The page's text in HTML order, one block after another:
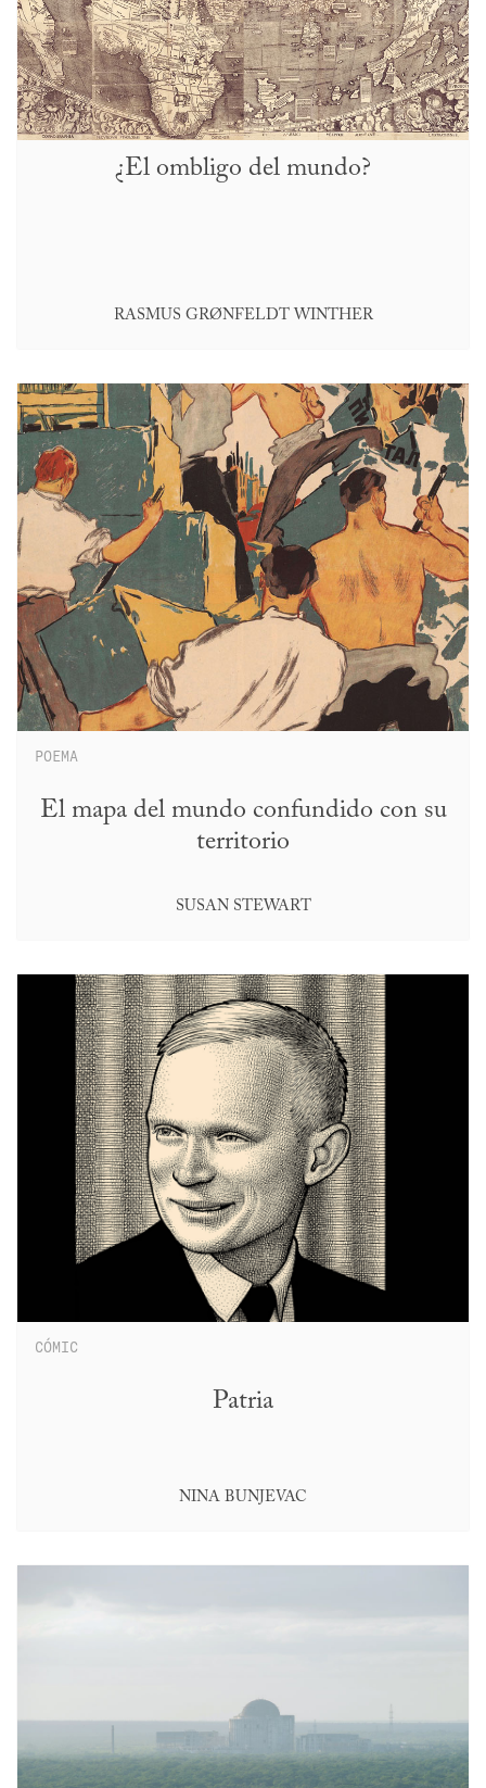
¿El ombligo del mundo?
RASMUS GRØNFELDT WINTHER
POEMA
El mapa del mundo confundido con su
territorio
SUSAN STEWART
CÓMIC
Patria
NINA BUNJEVAC